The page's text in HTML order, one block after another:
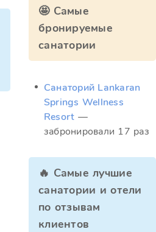
🤩 Самые
бронируемые
санатории
Санаторий Lankaran
Springs Wellness
Resort —
забронировали 17 раз
🔥 Самые лучшие
санатории и отели
по отзывам
клиентов